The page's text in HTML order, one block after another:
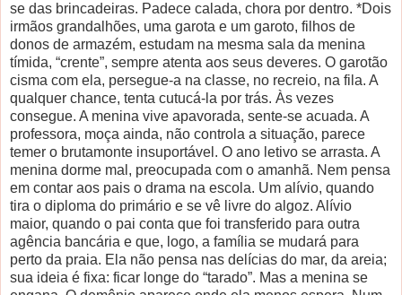
se das brincadeiras. Padece calada, chora por dentro. *Dois
irmãos grandalhões, uma garota e um garoto, filhos de
donos de armazém, estudam na mesma sala da menina
tímida, “crente”, sempre atenta aos seus deveres. O garotão
cisma com ela, persegue-a na classe, no recreio, na fila. A
qualquer chance, tenta cutucá-la por trás. Às vezes
consegue. A menina vive apavorada, sente-se acuada. A
professora, moça ainda, não controla a situação, parece
temer o brutamonte insuportável. O ano letivo se arrasta. A
menina dorme mal, preocupada com o amanhã. Nem pensa
em contar aos pais o drama na escola. Um alívio, quando
tira o diploma do primário e se vê livre do algoz. Alívio
maior, quando o pai conta que foi transferido para outra
agência bancária e que, logo, a família se mudará para
perto da praia. Ela não pensa nas delícias do mar, da areia;
sua ideia é fixa: ficar longe do “tarado”. Mas a menina se